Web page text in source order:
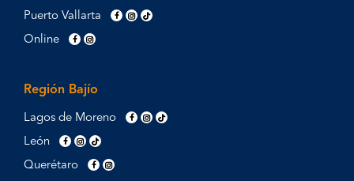
Puerto Vallarta
Online
Región Bajío
Lagos de Moreno
León
Querétaro